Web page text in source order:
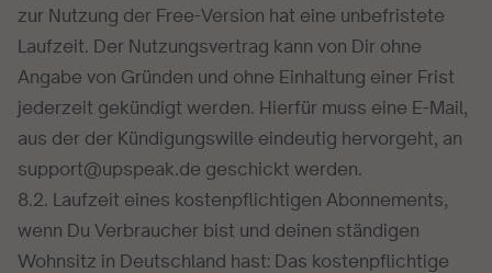
zur Nutzung der Free-Version hat eine unbefristete
Laufzeit. Der Nutzungsvertrag kann von Dir ohne
Angabe von Gründen und ohne Einhaltung einer Frist
jederzeit gekündigt werden. Hierfür muss eine E-Mail,
aus der der Kündigungswille eindeutig hervorgeht, an
support@upspeak.de geschickt werden.
8.2. Laufzeit eines kostenpflichtigen Abonnements,
wenn Du Verbraucher bist und deinen ständigen
Wohnsitz in Deutschland hast: Das kostenpflichtige